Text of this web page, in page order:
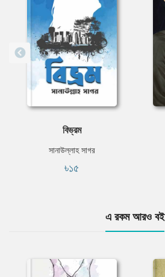
বিভ্রম
সানাউল্লাহ সাগর
৳১৫
এ রকম আরও বই